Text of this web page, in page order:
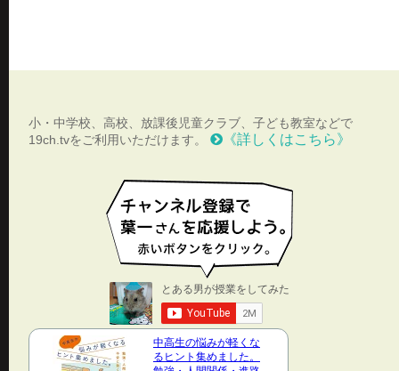
小・中学校、高校、放課後児童クラブ、子ども教室などで
19ch.tvをご利用いただけます。
《詳しくはこちら》
中高生の悩みが軽くな
るヒント集めました。